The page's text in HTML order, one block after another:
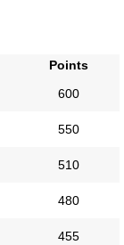
Points
600
550
510
480
455